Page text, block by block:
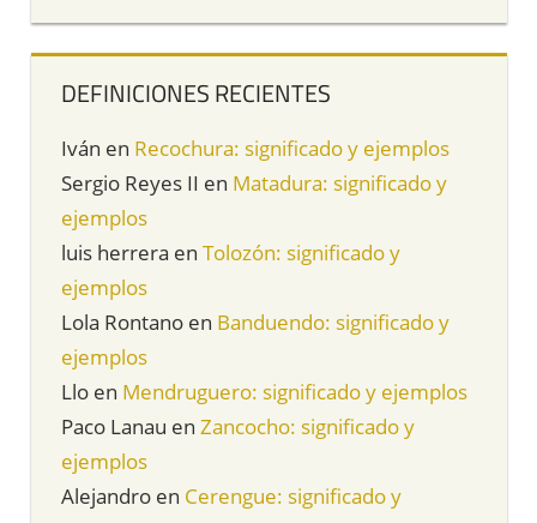
DEFINICIONES RECIENTES
Iván en Recochura: significado y ejemplos
Sergio Reyes II en Matadura: significado y
ejemplos
luis herrera en Tolozón: significado y
ejemplos
Lola Rontano en Banduendo: significado y
ejemplos
Llo en Mendruguero: significado y ejemplos
Paco Lanau en Zancocho: significado y
ejemplos
Alejandro en Cerengue: significado y